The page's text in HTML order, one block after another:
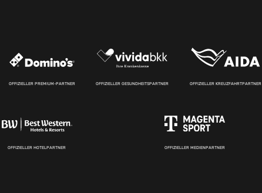
OFFIZIELLER PREMIUM-PARTNER OFFIZIELLER GESUNDHEITSPARTNER OFFIZIELLER KREUZFAHRTPARTNER
OFFIZIELLER HOTELPARTNER OFFIZIELLER MEDIENPARTNER